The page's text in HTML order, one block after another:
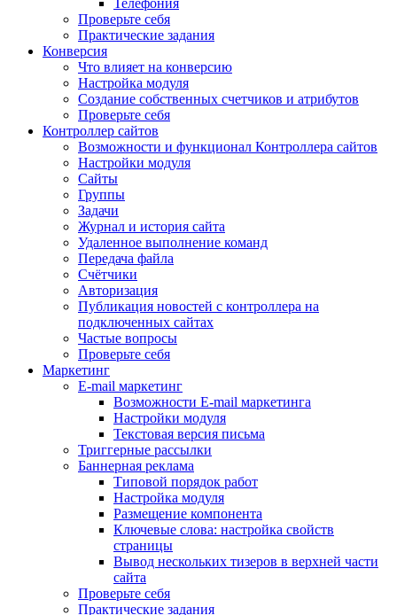
Телефония
Проверьте себя
Практические задания
Конверсия
Что влияет на конверсию
Настройка модуля
Создание собственных счетчиков и атрибутов
Проверьте себя
Контроллер сайтов
Возможности и функционал Контроллера сайтов
Настройки модуля
Сайты
Группы
Задачи
Журнал и история сайта
Удаленное выполнение команд
Передача файла
Счётчики
Авторизация
Публикация новостей с контроллера на
подключенных сайтах
Частые вопросы
Проверьте себя
Маркетинг
E-mail маркетинг
Возможности E-mail маркетинга
Настройки модуля
Текстовая версия письма
Триггерные рассылки
Баннерная реклама
Типовой порядок работ
Настройка модуля
Размещение компонента
Ключевые слова: настройка свойств
страницы
Вывод нескольких тизеров в верхней части
сайта
Проверьте себя
Практические задания